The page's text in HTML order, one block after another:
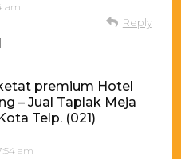
am
Reply
premium Hotel
– Jual Taplak Meja
Telp. (021)
am